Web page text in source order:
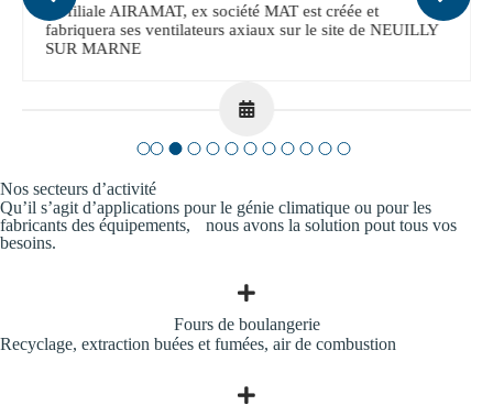
La filiale AIRAMAT, ex société MAT est créée et
fabriquera ses ventilateurs axiaux sur le site de NEUILLY
SUR MARNE
Nos secteurs d’activité
Qu’il s’agit d’applications pour le génie climatique ou pour les
fabricants des équipements, nous avons la solution pout tous vos
besoins.
Fours de boulangerie
Recyclage, extraction buées et fumées, air de combustion